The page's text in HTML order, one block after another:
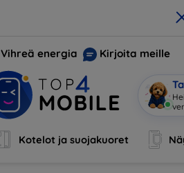
Vihreä energia Kirjoita meille
Kotelot ja suojakuoret